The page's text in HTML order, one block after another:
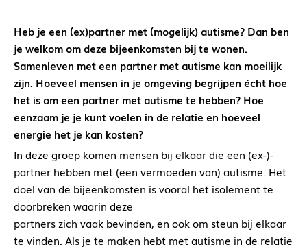
Heb je een (ex)partner met (mogelijk) autisme? Dan ben
je welkom om deze bijeenkomsten bij te wonen.
Samenleven met een partner met autisme kan moeilijk
zijn. Hoeveel mensen in je omgeving begrijpen écht hoe
het is om een partner met autisme te hebben? Hoe
eenzaam je je kunt voelen in de relatie en hoeveel
energie het je kan kosten?
In deze groep komen mensen bij elkaar die een (ex-)-
partner hebben met (een vermoeden van) autisme. Het
doel van de bijeenkomsten is vooral het isolement te
doorbreken waarin deze
partners zich vaak bevinden, en ook om steun bij elkaar
te vinden. Als je te maken hebt met autisme in de relatie